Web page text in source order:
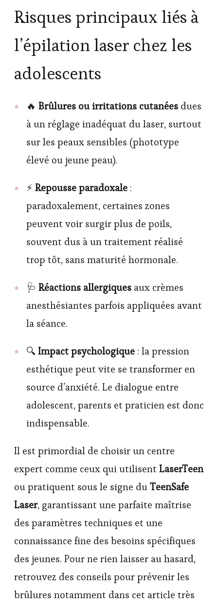
Risques principaux liés à
l’épilation laser chez les
adolescents
🔥 Brûlures ou irritations cutanées dues
à un réglage inadéquat du laser, surtout
sur les peaux sensibles (phototype
élevé ou jeune peau).
⚡ Repousse paradoxale :
paradoxalement, certaines zones
peuvent voir surgir plus de poils,
souvent dus à un traitement réalisé
trop tôt, sans maturité hormonale.
🩺 Réactions allergiques aux crèmes
anesthésiantes parfois appliquées avant
la séance.
🔍 Impact psychologique : la pression
esthétique peut vite se transformer en
source d’anxiété. Le dialogue entre
adolescent, parents et praticien est donc
indispensable.
Il est primordial de choisir un centre
expert comme ceux qui utilisent LaserTeen
ou pratiquent sous le signe duTeenSafe
Laser, garantissant une parfaite maîtrise
des paramètres techniques et une
connaissance fine des besoins spécifiques
des jeunes. Pour ne rien laisser au hasard,
retrouvez des conseils pour prévenir les
brûlures notamment dans cet article très